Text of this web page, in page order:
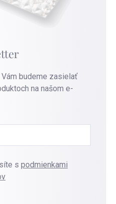
budeme zasielať
na našom e-
s podmienkami